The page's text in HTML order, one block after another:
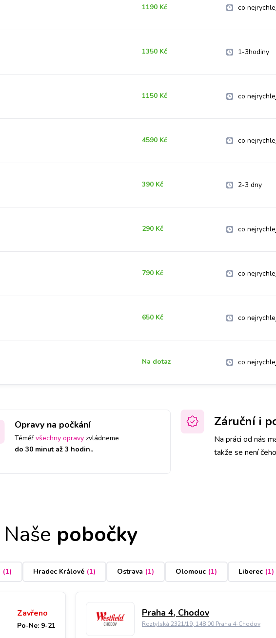
1190 Kč co
1350 Kč 1-3hodiny
1150 Kč co
4590 Kč co
390 Kč 2-3 dny
290 Kč co
790 Kč co
650 Kč co
Na dotaz co
Opravy na počkání
Téměř všechny opravy zvládneme
do 30 minut až 3 hodin..
Záruční i
Na práci od nás
takže se není
Naše pobočky
(1) Hradec Králové (1) Ostrava (1) Olomouc (1) Liberec (1)
Zavřeno
Po-Ne: 9-21
Praha 4, Chodov
Roztylská 2321/19, 148 00 Praha 4-Chodov